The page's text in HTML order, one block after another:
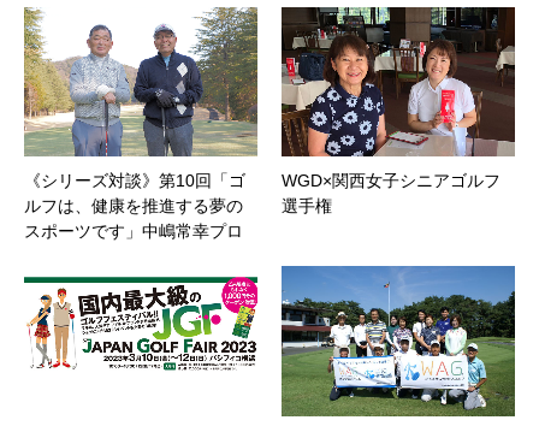
《シリーズ対談》第10回「ゴ
ルフは、健康を推進する夢の
スポーツです」中嶋常幸プロ
WGD×関西女子シニアゴルフ
選手権